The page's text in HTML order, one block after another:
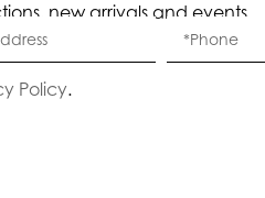
new arrivals and events.
Policy.
Eleganza Israel